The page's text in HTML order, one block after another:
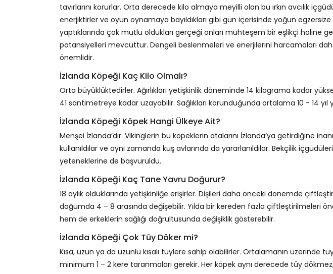
tavırlarını korurlar. Orta derecede kilo almaya meyilli olan bu ırkın avcılık
enerjiktirler ve oyun oynamaya bayıldıkları gibi gün içerisinde yoğun
yaptıklarında çok mutlu oldukları gerçeği onları muhteşem bir eşlikçi haline
potansiyelleri mevcuttur. Dengeli beslenmeleri ve enerjilerini harcamaları
önemlidir.
İzlanda Köpeği Kaç Kilo Olmalı?
Orta büyüklüktedirler. Ağırlıkları yetişkinlik döneminde 14 kilograma kadar
41 santimetreye kadar uzayabilir. Sağlıkları korunduğunda ortalama 10 - 14 yıl
İzlanda Köpeği Köpek Hangi Ülkeye Ait?
Menşei İzlanda’dır. Vikinglerin bu köpeklerin atalarını İzlanda’ya getirdiğine
kullanıldılar ve aynı zamanda kuş avlarında da yararlanıldılar. Bekçilik
yeteneklerine de başvuruldu.
İzlanda Köpeği Kaç Tane Yavru Doğurur?
18 aylık olduklarında yetişkinliğe erişirler. Dişileri daha önceki dönemde
doğumda 4 – 8 arasında değişebilir. Yılda bir kereden fazla çiftleştirilmeleri
hem de erkeklerin sağlığı doğrultusunda değişiklik gösterebilir.
İzlanda Köpeği Çok Tüy Döker mi?
Kısa, uzun ya da uzunlu kısalı tüylere sahip olabilirler. Ortalamanın üzerinde
minimum 1 – 2 kere taranmaları gerekir. Her köpek aynı derecede tüy